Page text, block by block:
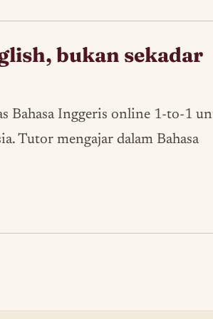
bukan sekadar
Bahasa Inggeris online 1-to-1
Tutor mengajar dalam Bahasa